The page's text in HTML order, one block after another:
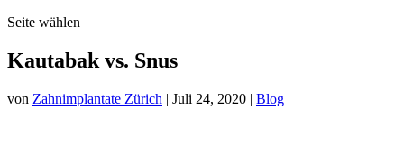
Seite wählen
Kautabak vs. Snus
von Zahnimplantate Zürich | Juli 24, 2020 | Blog